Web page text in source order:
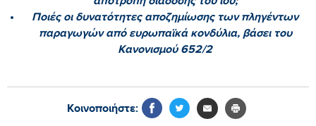
Ποιές οι δυνατότητες αποζημίωσης των πληγέντων
παραγωγών από ευρωπαϊκά κονδύλια, βάσει του
Κανονισμού 652/2
Κοινοποιήστε: